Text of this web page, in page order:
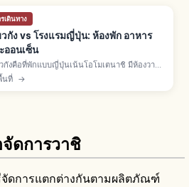
เดินทาง
วกัง vs โรงแรมญี่ปุ่น: ห้องพัก อาหาร
ออนเซ็น
วกังคือที่พักแบบญี่ปุ่นเน้นโอโมเตนาชิ มีห้องวา
าทามิ ออนเซ็น ยูกาตะ และอาหารไคเซกิ ส่วน
แรมมีหลายแบบทั้งธุรกิจ-ซิตี้-รีสอร์ท อิสระ
นที่ →
จัดการวาชิ
ดการแตกต่างกันตามผลิตภัณฑ์